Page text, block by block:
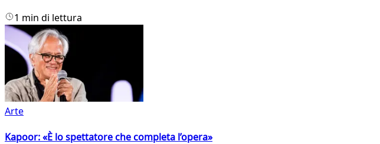
1 min di lettura
Arte
Kapoor: «È lo spettatore che completa l’opera»